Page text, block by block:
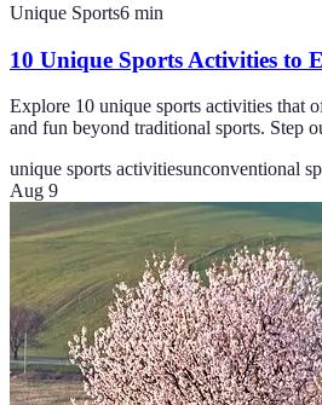
Unique Sports6 min
10 Unique Sports Activities to
Explore 10 unique sports activities that
and fun beyond traditional sports. Step
unique sports activitiesunconventional
Aug 9